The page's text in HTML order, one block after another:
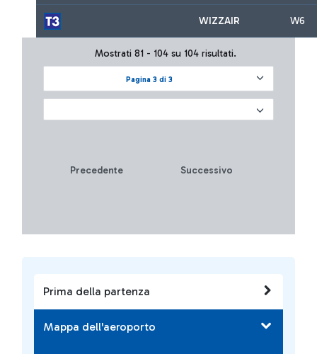
Prima della partenza
Mappa dell'aeroporto
WIZZAIR W6
Pagina 3 di 3
Mostrati 81 - 104 su 104 risultati.
Precedente Successivo